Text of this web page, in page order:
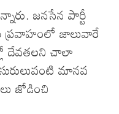
జనసేన పార్టీ
ప్రవాహంలో జాలువారే
దేవతలని చాలా
మానవ
జోడించి